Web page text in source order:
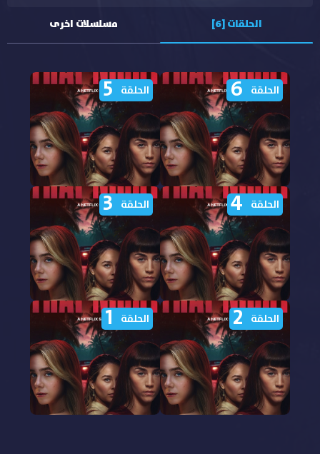
الحلقات [6] مسلسلات اخرى
مشاهدة مسلسل Esa
noche الحلقة 6 مترجمة
الحلقة 6
مشاهدة مسلسل Esa
noche الحلقة 5 مترجمة
الحلقة 5
مشاهدة مسلسل Esa
noche الحلقة 4 مترجمة
الحلقة 4
مشاهدة مسلسل Esa
noche الحلقة 3 مترجمة
الحلقة 3
الحلقة 2 الحلقة 1